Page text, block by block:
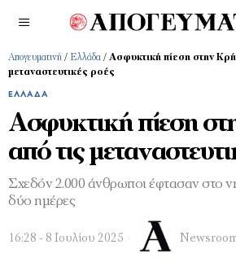
Απογευματινή / Ελλάδα / Ασφυκτική πίεση στην
μεταναστευτικές ροές
ΕΛΛΆΔΑ
Ασφυκτική πίεση
από τις
Σχεδόν 2.000 άνθρωποι έφτασαν στο
δύο ημέρες
16:28 - 8 Ιουλίου 2025